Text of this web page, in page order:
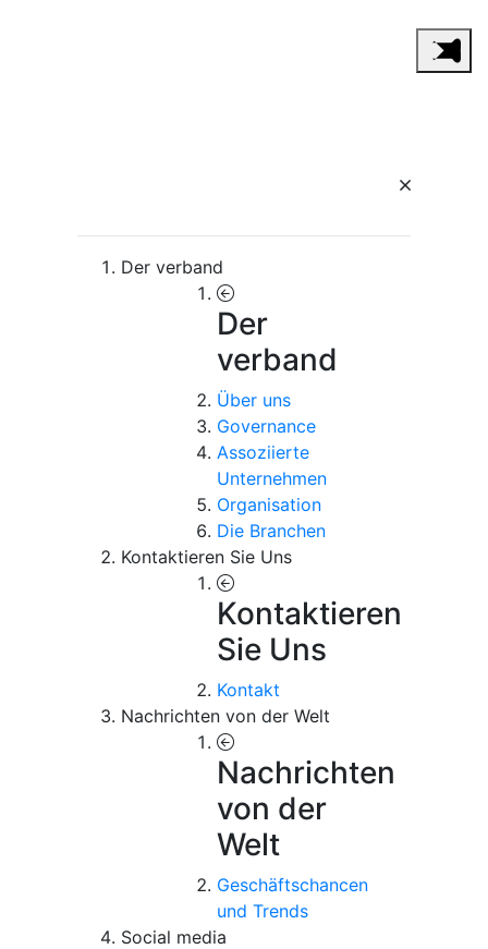
Der verband
Der
verband
Über uns
Governance
Assoziierte
Unternehmen
Organisation
Die Branchen
Kontaktieren Sie Uns
Kontaktieren
Sie Uns
Kontakt
Nachrichten von der Welt
Nachrichten
von der
Welt
Geschäftschancen
und Trends
Social media